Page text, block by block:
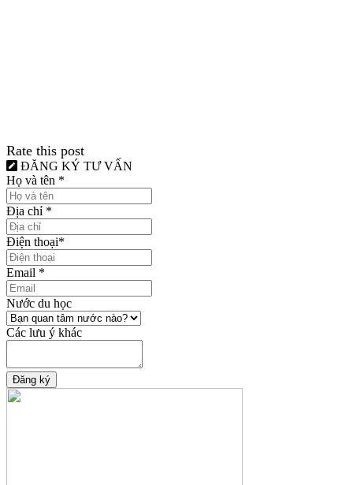
Rate this post
ĐĂNG KÝ TƯ VẤN
Họ và tên *
Địa chỉ *
Điện thoại*
Email *
Nước du học
Các lưu ý khác